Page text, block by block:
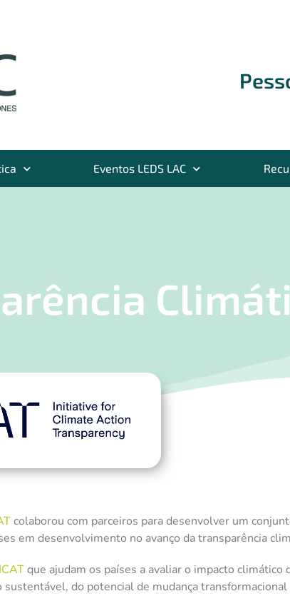
Eventos LEDS LAC
colaborou com parceiros para desenvolver um
em desenvolvimento no avanço da transparência
que ajudam os países a avaliar o impacto
do potencial de mudança